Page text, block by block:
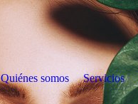
Quiénes somos Servicios